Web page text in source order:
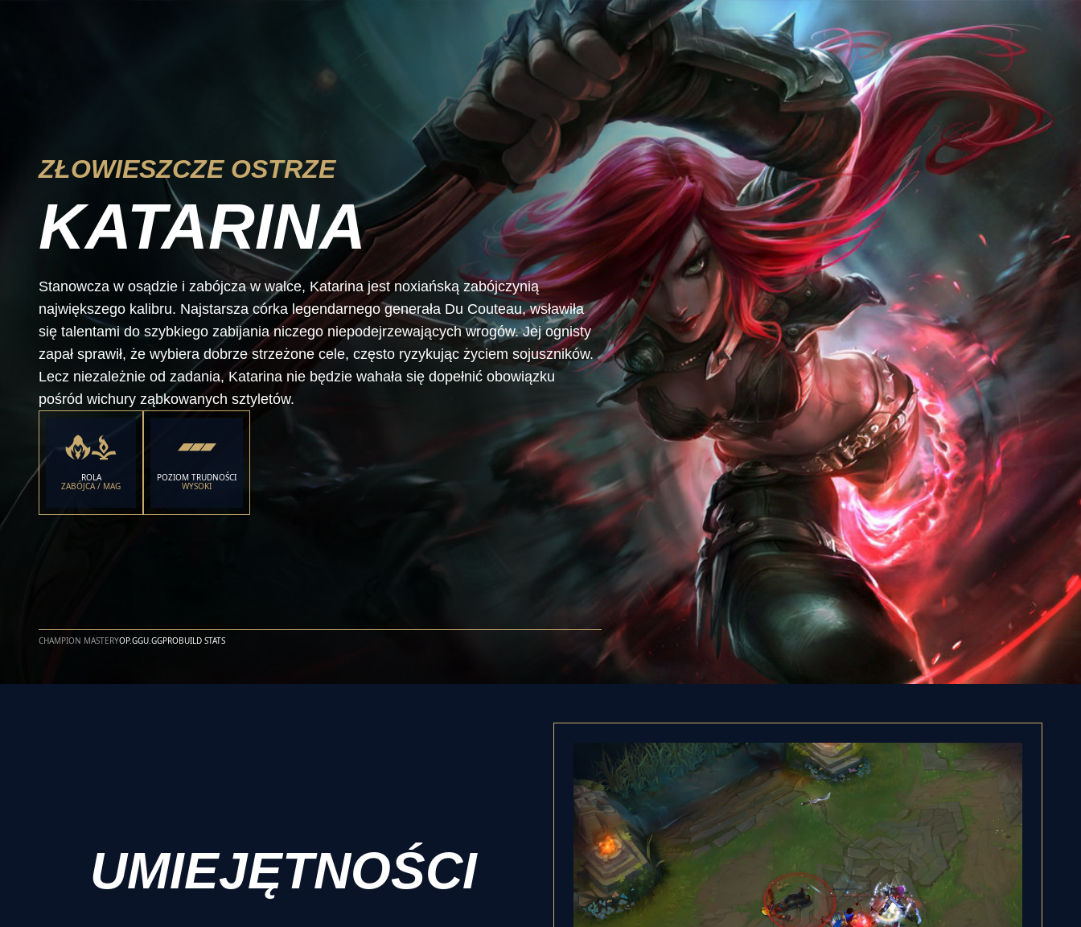
ZŁOWIESZCZE OSTRZE
KATARINA
Stanowcza w osądzie i zabójcza w walce, Katarina jest noxiańską zabójczynią
największego kalibru. Najstarsza córka legendarnego generała Du Couteau, wsławiła
się talentami do szybkiego zabijania niczego niepodejrzewających wrogów. Jej ognisty
zapał sprawił, że wybiera dobrze strzeżone cele, często ryzykując życiem sojuszników.
Lecz niezależnie od zadania, Katarina nie będzie wahała się dopełnić obowiązku
pośród wichury ząbkowanych sztyletów.
ROLA
ZABÓJCA / MAG
POZIOM TRUDNOŚCI
WYSOKI
CHAMPION MASTERYOP.GGU.GGPROBUILD STATS
UMIEJĘTNOŚCI